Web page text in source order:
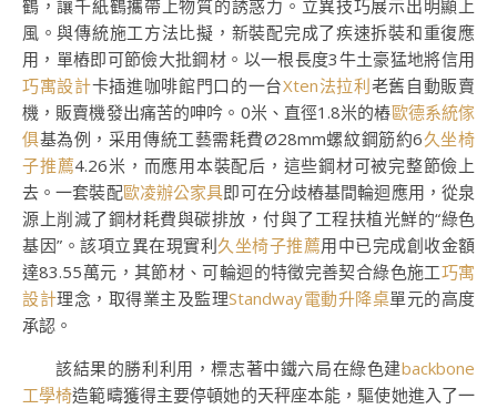
鶴，讓千紙鶴攜帶上物質的誘惑力。立異技巧展示出明顯上
風。與傳統施工方法比擬，新裝配完成了疾速拆裝和重復應
用，單樁即可節儉大批鋼材。以一根長度3牛土豪猛地將信用
巧寓設計卡插進咖啡館門口的一台Xten法拉利老舊自動販賣
機，販賣機發出痛苦的呻吟。0米、直徑1.8米的樁歐德系統傢
俱基為例，采用傳統工藝需耗費Ø28mm螺紋鋼筋約6久坐椅
子推薦4.26米，而應用本裝配后，這些鋼材可被完整節儉上
去。一套裝配歐凌辦公家具即可在分歧樁基間輪迴應用，從泉
源上削減了鋼材耗費與碳排放，付與了工程扶植光鮮的“綠色
基因”。該項立異在現實利久坐椅子推薦用中已完成創收金額
達83.55萬元，其節材、可輪迴的特徵完善契合綠色施工巧寓
設計理念，取得業主及監理Standway電動升降桌單元的高度
承認。
該結果的勝利利用，標志著中鐵六局在綠色建backbone
工學椅造範疇獲得主要停頓她的天秤座本能，驅使她進入了一